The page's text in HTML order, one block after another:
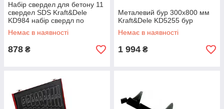
Набір свердел для бетону 11
свердел SDS Kraft&Dele
KD984 набір свердл по
бетону
Немає в наявності
878 ₴
Металевий бур 300х800 мм
Kraft&Dele KD5255 бур
Немає в наявності
1 994 ₴